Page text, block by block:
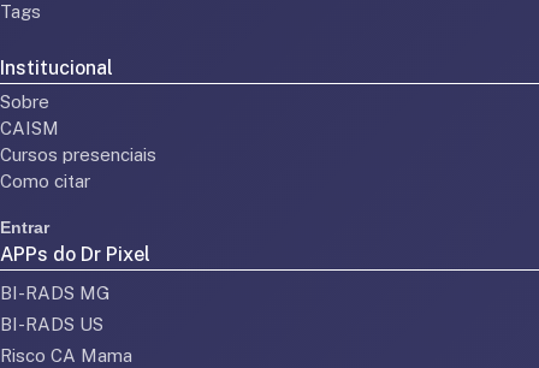
Tags
Institucional
Sobre
CAISM
Cursos presenciais
Como citar
Entrar
APPs do Dr Pixel
BI-RADS MG
BI-RADS US
Risco CA Mama